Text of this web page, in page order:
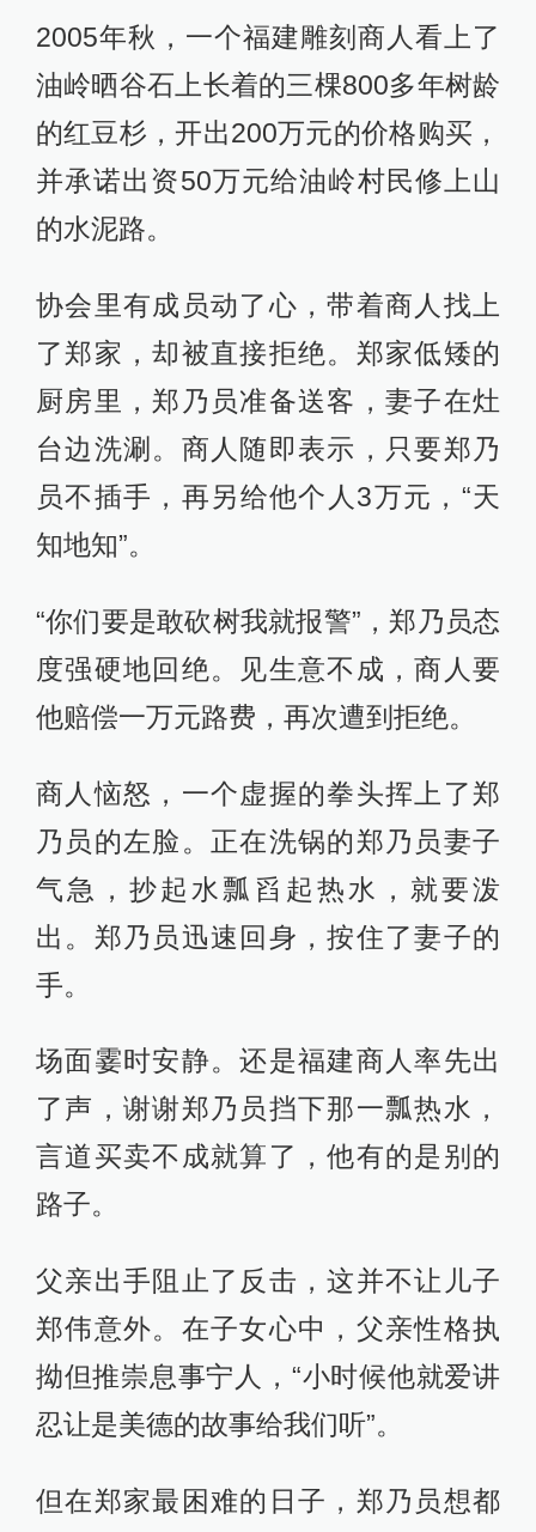
2005年秋，一个福建雕刻商人看上了
油岭晒谷石上长着的三棵800多年树龄
的红豆杉，开出200万元的价格购买，
并承诺出资50万元给油岭村民修上山
的水泥路。
协会里有成员动了心，带着商人找上
了郑家，却被直接拒绝。郑家低矮的
厨房里，郑乃员准备送客，妻子在灶
台边洗涮。商人随即表示，只要郑乃
员不插手，再另给他个人3万元，“天
知地知”。
“你们要是敢砍树我就报警”，郑乃员态
度强硬地回绝。见生意不成，商人要
他赔偿一万元路费，再次遭到拒绝。
商人恼怒，一个虚握的拳头挥上了郑
乃员的左脸。正在洗锅的郑乃员妻子
气急，抄起水瓢舀起热水，就要泼
出。郑乃员迅速回身，按住了妻子的
手。
场面霎时安静。还是福建商人率先出
了声，谢谢郑乃员挡下那一瓢热水，
言道买卖不成就算了，他有的是别的
路子。
父亲出手阻止了反击，这并不让儿子
郑伟意外。在子女心中，父亲性格执
拗但推崇息事宁人，“小时候他就爱讲
忍让是美德的故事给我们听”。
但在郑家最困难的日子，郑乃员想都